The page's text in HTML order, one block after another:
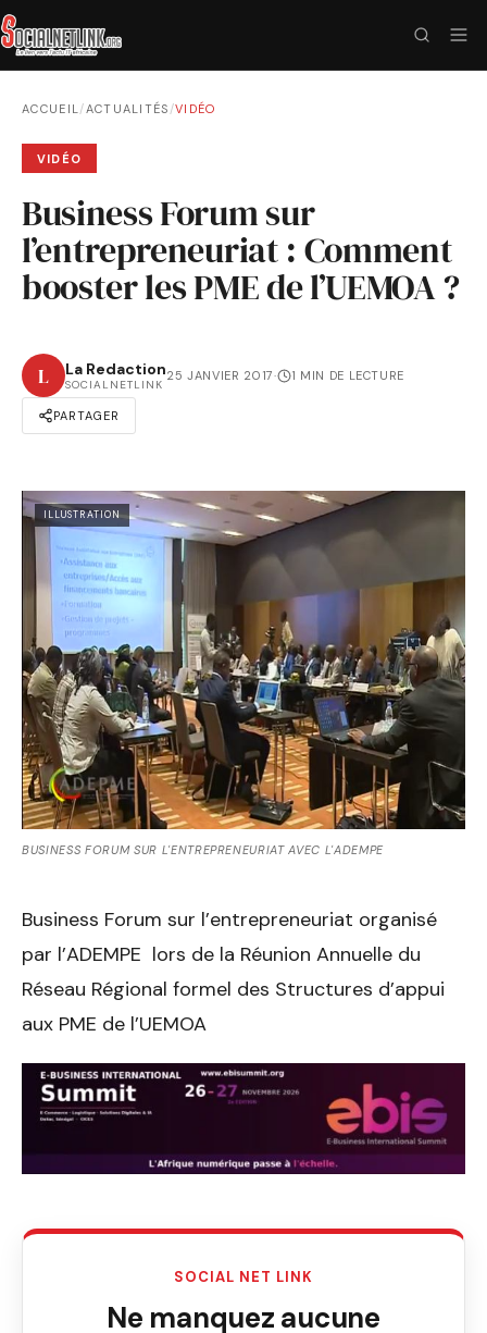
ACCUEIL/ACTUALITÉS /VIDÉO
VIDÉO
Business Forum sur
l’entrepreneuriat : Comment
booster les PME de l’UEMOA ?
L La Redaction
SOCIALNETLINK
25 JANVIER 2017· 1 MIN DE LECTURE
PARTAGER
ILLUSTRATION
BUSINESS FORUM SUR L'ENTREPRENEURIAT AVEC L'ADEMPE
Business Forum sur l’entrepreneuriat organisé
par l’ADEMPE lors de la Réunion Annuelle du
Réseau Régional formel des Structures d’appui
aux PME de l’UEMOA
SOCIAL NET LINK
Ne manquez aucune